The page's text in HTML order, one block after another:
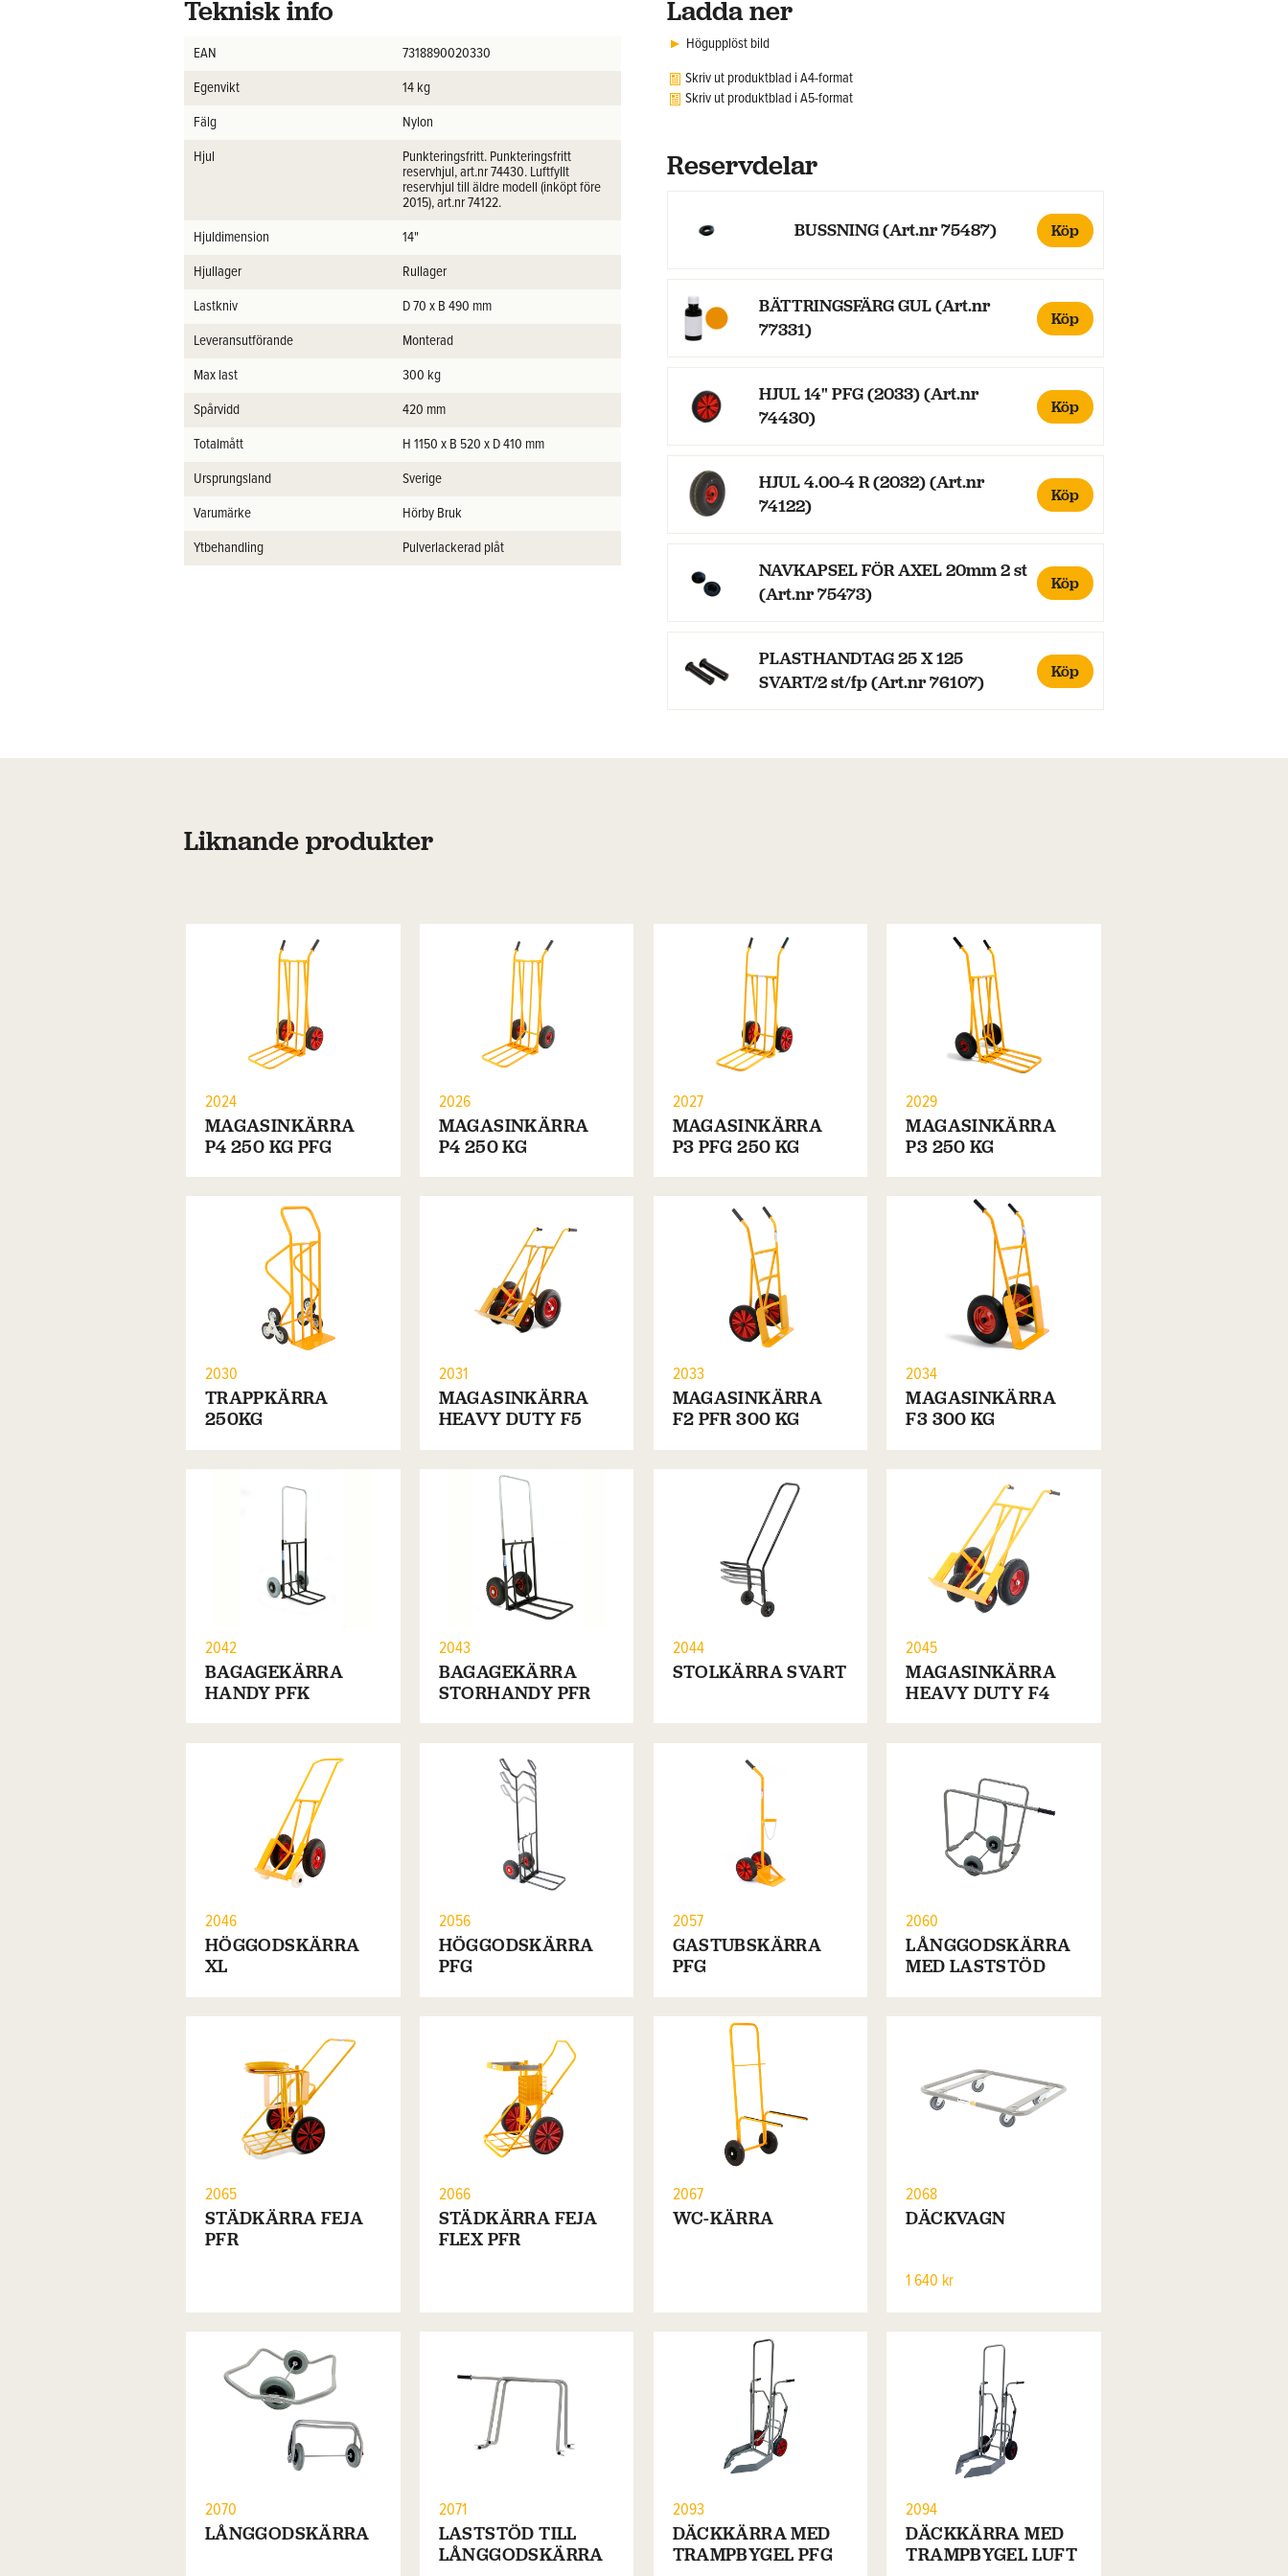
Teknisk info
EAN
7318890020330
Egenvikt
14 kg
Fälg
Nylon
Hjul
Punkteringsfritt. Punkteringsfritt
reservhjul, art.nr 74430. Luftfyllt
reservhjul till äldre modell (inköpt före
2015), art.nr 74122.
Hjuldimension
14"
Hjullager
Rullager
Lastkniv
D 70 x B 490 mm
Leveransutförande
Monterad
Max last
300 kg
Spårvidd
420 mm
Totalmått
H 1150 x B 520 x D 410 mm
Ursprungsland
Sverige
Varumärke
Hörby Bruk
Ytbehandling
Pulverlackerad plåt
Ladda ner
Högupplöst bild
Skriv ut produktblad i A4-format
Skriv ut produktblad i A5-format
Reservdelar
BUSSNING (Art.nr 75487) Köp
BÄTTRINGSFÄRG GUL (Art.nr
77331)
Köp
HJUL 14" PFG (2033) (Art.nr
74430)
Köp
HJUL 4.00-4 R (2032) (Art.nr
74122)
Köp
NAVKAPSEL FÖR AXEL 20mm 2 st
(Art.nr 75473)
Köp
PLASTHANDTAG 25 X 125
SVART/2 st/fp (Art.nr 76107)
Köp
Liknande produkter
2024
MAGASINKÄRRA
P4 250 KG PFG
2026
MAGASINKÄRRA
P4 250 KG
2027
MAGASINKÄRRA
P3 PFG 250 KG
2029
MAGASINKÄRRA
P3 250 KG
2030
TRAPPKÄRRA
250KG
2031
MAGASINKÄRRA
HEAVY DUTY F5
2033
MAGASINKÄRRA
F2 PFR 300 KG
2034
MAGASINKÄRRA
F3 300 KG
2042
BAGAGEKÄRRA
HANDY PFK
2043
BAGAGEKÄRRA
STORHANDY PFR
2044
STOLKÄRRA SVART
2045
MAGASINKÄRRA
HEAVY DUTY F4
2046
HÖGGODSKÄRRA
XL
2056
HÖGGODSKÄRRA
PFG
2057
GASTUBSKÄRRA
PFG
2060
LÅNGGODSKÄRRA
MED LASTSTÖD
2065
STÄDKÄRRA FEJA
PFR
2066
STÄDKÄRRA FEJA
FLEX PFR
2067
WC-KÄRRA
2068
DÄCKVAGN
1 640 kr
2070
LÅNGGODSKÄRRA
2071
LASTSTÖD TILL
LÅNGGODSKÄRRA
2093
DÄCKKÄRRA MED
TRAMPBYGEL PFG
2094
DÄCKKÄRRA MED
TRAMPBYGEL LUFT